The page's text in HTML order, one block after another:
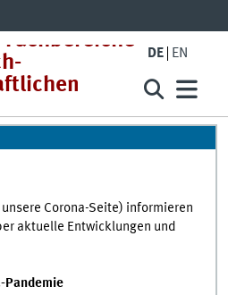
DE EN
Corona-Seite) informieren
aktuelle Entwicklungen und
Pandemie